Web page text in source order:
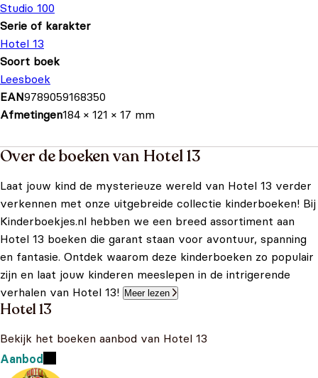
Studio 100
Serie of karakter
Hotel 13
Soort boek
Leesboek
EAN9789059168350
Afmetingen184 × 121 × 17 mm
Over de boeken van Hotel 13
Laat jouw kind de mysterieuze wereld van Hotel 13 verder
verkennen met onze uitgebreide collectie kinderboeken! Bij
Kinderboekjes.nl hebben we een breed assortiment aan
Hotel 13 boeken die garant staan voor avontuur, spanning
en fantasie. Ontdek waarom deze kinderboeken zo populair
zijn en laat jouw kinderen meeslepen in de intrigerende
verhalen van Hotel 13!
Meer lezen
Hotel 13
Bekijk het boeken aanbod van Hotel 13
Aanbod